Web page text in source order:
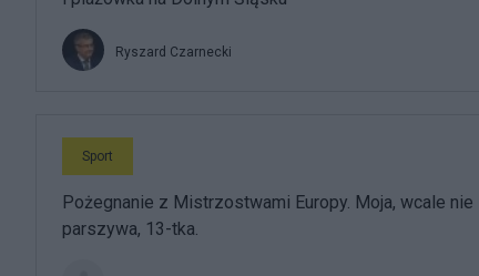
Ryszard Czarnecki
Sport
Pożegnanie z Mistrzostwami Europy. Moja, wcale nie
parszywa, 13-tka.